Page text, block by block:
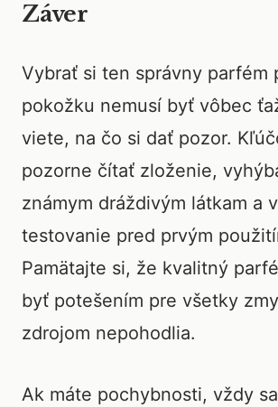
Záver
Vybrať si ten správny parfém
pokožku nemusí byť vôbec
viete, na čo si dať pozor.
pozorne čítať zloženie,
známym dráždivým látkam a
testovanie pred prvým
Pamätajte si, že kvalitný
byť potešením pre všetky
zdrojom nepohodlia.
Ak máte pochybnosti, vždy